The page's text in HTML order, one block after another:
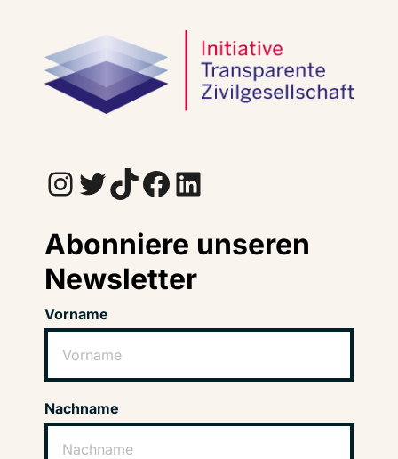
InstagramTwitter TikTok Facebook LinkedIn
Abonniere unseren
Newsletter
Vorname
Nachname